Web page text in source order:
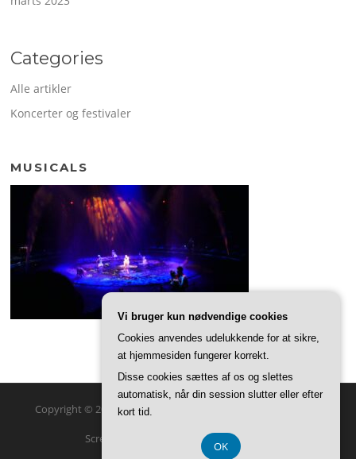
Categories
Alle artikler
Koncerter og festivaler
MUSICALS
Copyright © 2026 Kvarterhuset. Alle rettigheder forbeholdes.
Screenr parallax theme af FameThemes
Vi bruger kun nødvendige cookies
Cookies anvendes udelukkende for at sikre,
at hjemmesiden fungerer korrekt.
Disse cookies sættes af os og slettes
automatisk, når din session slutter eller efter
kort tid.
OK